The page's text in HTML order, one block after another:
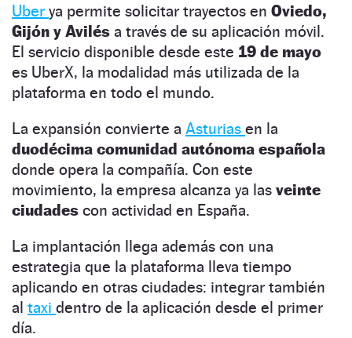
Uber ya permite solicitar trayectos en Oviedo,
Gijón y Avilés a través de su aplicación móvil.
El servicio disponible desde este 19 de mayo
es UberX, la modalidad más utilizada de la
plataforma en todo el mundo.
La expansión convierte a Asturias en la
duodécima comunidad autónoma española
donde opera la compañía. Con este
movimiento, la empresa alcanza ya las veinte
ciudades con actividad en España.
La implantación llega además con una
estrategia que la plataforma lleva tiempo
aplicando en otras ciudades: integrar también
al taxi dentro de la aplicación desde el primer
día.